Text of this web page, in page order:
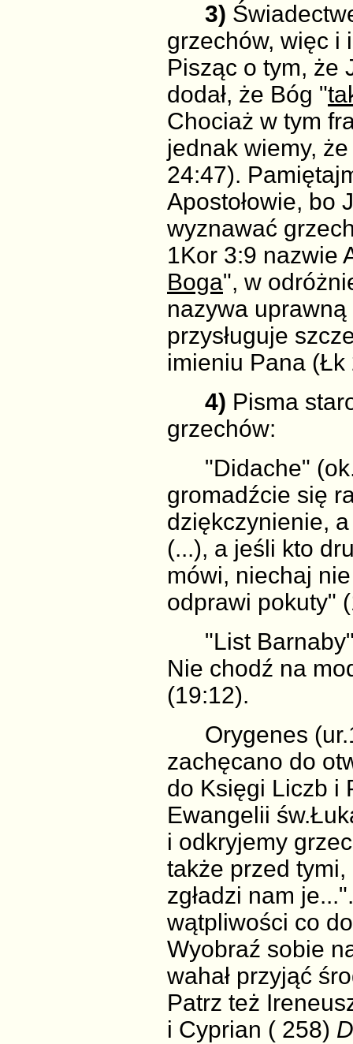
3)
grzechów, więc i
Pisząc o tym, że
dodał, że Bóg "
Chociaż w tym
jednak wiemy, że
24:47).
Apostołowie, bo
wyznawać
1Kor 3:9 nazwie
Boga", w
nazywa
przysługuje
imieniu Pana (Łk
4) Pisma
grzechów:
"Didache"
gromadźcie się
dziękczynienie,
(...), a jeśli kto
mówi, niechaj
odprawi pokuty"
"List Barnaby"
Nie chodź na
(19:12).
Orygenes
zachęcano do
do Księgi Liczb i
Ewangelii
i odkryjemy
także przed
zgładzi nam
wątpliwości co
Wyobraź sobie
wahał przyjąć
Patrz też
i Cyprian ( 258)